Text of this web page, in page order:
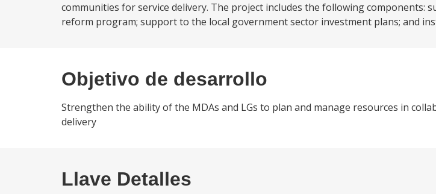
communities for service delivery. The project includes the following components:
reform program; support to the local government sector investment plans; and
Objetivo de desarrollo
Strengthen the ability of the MDAs and LGs to plan and manage resources in
delivery
Llave Detalles